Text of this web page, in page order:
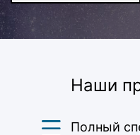
Наши
Полный